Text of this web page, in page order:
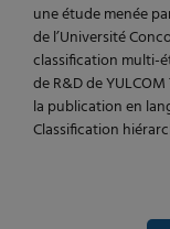
une étude menée
de l’Université
classification multi-
de R&D de
la publication en
Classification